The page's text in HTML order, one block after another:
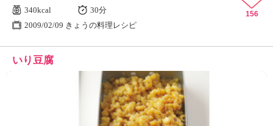
340kcal
30分
2009/02/09 きょうの料理レシピ
156
いり豆腐